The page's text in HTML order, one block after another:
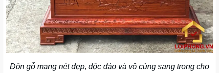
Đôn gỗ mang nét đẹp, độc đáo và vô cùng sang trọng cho